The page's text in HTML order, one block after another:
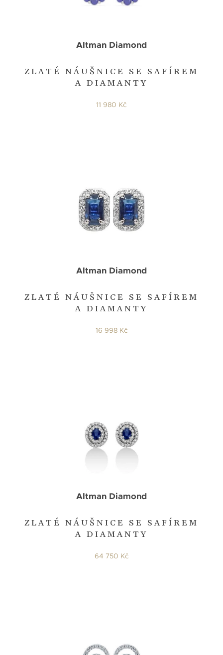
ZLATÉ NÁUŠNICE SE SAFÍREM
A DIAMANTY
Altman Diamond
11 980 Kč
ZLATÉ NÁUŠNICE SE SAFÍREM
A DIAMANTY
Altman Diamond
16 998 Kč
ZLATÉ NÁUŠNICE SE SAFÍREM
A DIAMANTY
Altman Diamond
64 750 Kč